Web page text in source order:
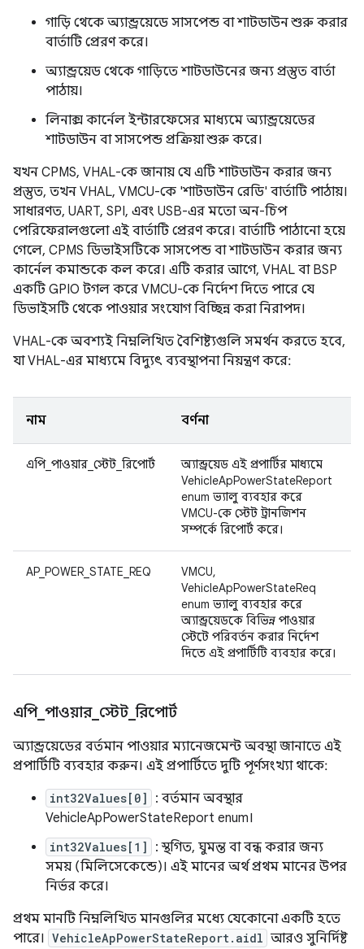
গাড়ি থেকে অ্যান্ড্রয়েডে সাসপেন্ড বা শাটডাউন শুরু করার
বার্তাটি প্রেরণ করে।
অ্যান্ড্রয়েড থেকে গাড়িতে শাটডাউনের জন্য প্রস্তুত বার্তা
পাঠায়।
লিনাক্স কার্নেল ইন্টারফেসের মাধ্যমে অ্যান্ড্রয়েডের
শাটডাউন বা সাসপেন্ড প্রক্রিয়া শুরু করে।
যখন CPMS, VHAL-কে জানায় যে এটি শাটডাউন করার জন্য
প্রস্তুত, তখন VHAL, VMCU-কে 'শাটডাউন রেডি' বার্তাটি পাঠায়।
সাধারণত, UART, SPI, এবং USB-এর মতো অন-চিপ
পেরিফেরালগুলো এই বার্তাটি প্রেরণ করে। বার্তাটি পাঠানো হয়ে
গেলে, CPMS ডিভাইসটিকে সাসপেন্ড বা শাটডাউন করার জন্য
কার্নেল কমান্ডকে কল করে। এটি করার আগে, VHAL বা BSP
একটি GPIO টগল করে VMCU-কে নির্দেশ দিতে পারে যে
ডিভাইসটি থেকে পাওয়ার সংযোগ বিচ্ছিন্ন করা নিরাপদ।
VHAL-কে অবশ্যই নিম্নলিখিত বৈশিষ্ট্যগুলি সমর্থন করতে হবে,
যা VHAL-এর মাধ্যমে বিদ্যুৎ ব্যবস্থাপনা নিয়ন্ত্রণ করে:
নাম বর্ণনা
এপি_পাওয়ার_স্টেট_রিপোর্ট
অ্যান্ড্রয়েড এই প্রপার্টির মাধ্যমে
VehicleApPowerStateReport
enum ভ্যালু ব্যবহার করে
VMCU-কে স্টেট ট্রানজিশন
সম্পর্কে রিপোর্ট করে।
AP_POWER_STATE_REQ
VMCU,
VehicleApPowerStateReq
enum ভ্যালু ব্যবহার করে
অ্যান্ড্রয়েডকে বিভিন্ন পাওয়ার
স্টেটে পরিবর্তন করার নির্দেশ
দিতে এই প্রপার্টিটি ব্যবহার করে।
এপি_ পাওয়ার_ স্টেট_রিপোর্ট
অ্যান্ড্রয়েডের বর্তমান পাওয়ার ম্যানেজমেন্ট অবস্থা জানাতে এই
প্রপার্টিটি ব্যবহার করুন। এই প্রপার্টিতে দুটি পূর্ণসংখ্যা থাকে:
int32Values[0]
: বর্তমান অবস্থার
VehicleApPowerStateReport enum।
int32Values[1]
: স্থগিত, ঘুমন্ত বা বন্ধ করার জন্য
সময় (মিলিসেকেন্ডে)। এই মানের অর্থ প্রথম মানের উপর
নির্ভর করে।
প্রথম মানটি নিম্নলিখিত মানগুলির মধ্যে যেকোনো একটি হতে
পারে। VehicleApPowerStateReport.aidl আরও সুনির্দিষ্ট